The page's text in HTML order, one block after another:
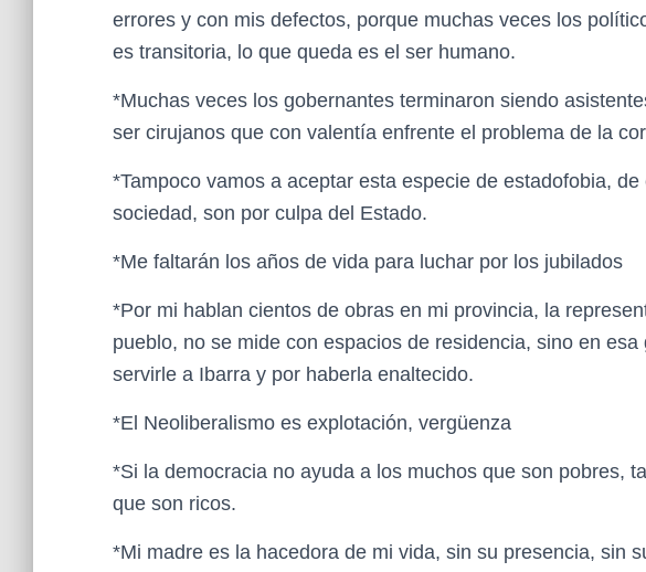
errores y con mis defectos, porque muchas veces los
es transitoria, lo que queda es el ser humano.
*Muchas veces los gobernantes terminaron siendo
ser cirujanos que con valentía enfrente el problema de la
*Tampoco vamos a aceptar esta especie de estadofobia,
sociedad, son por culpa del Estado.
*Me faltarán los años de vida para luchar por los jubilados
*Por mi hablan cientos de obras en mi provincia, la
pueblo, no se mide con espacios de residencia, sino en
servirle a Ibarra y por haberla enaltecido.
*El Neoliberalismo es explotación, vergüenza
*Si la democracia no ayuda a los muchos que son pobres,
que son ricos.
*Mi madre es la hacedora de mi vida, sin su presencia, sin